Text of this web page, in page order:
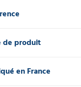
de produit
en France